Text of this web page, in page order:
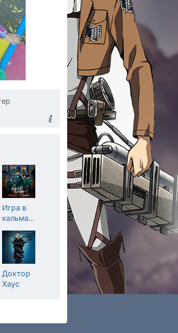
Игра в
кальма…
Доктор
Хаус